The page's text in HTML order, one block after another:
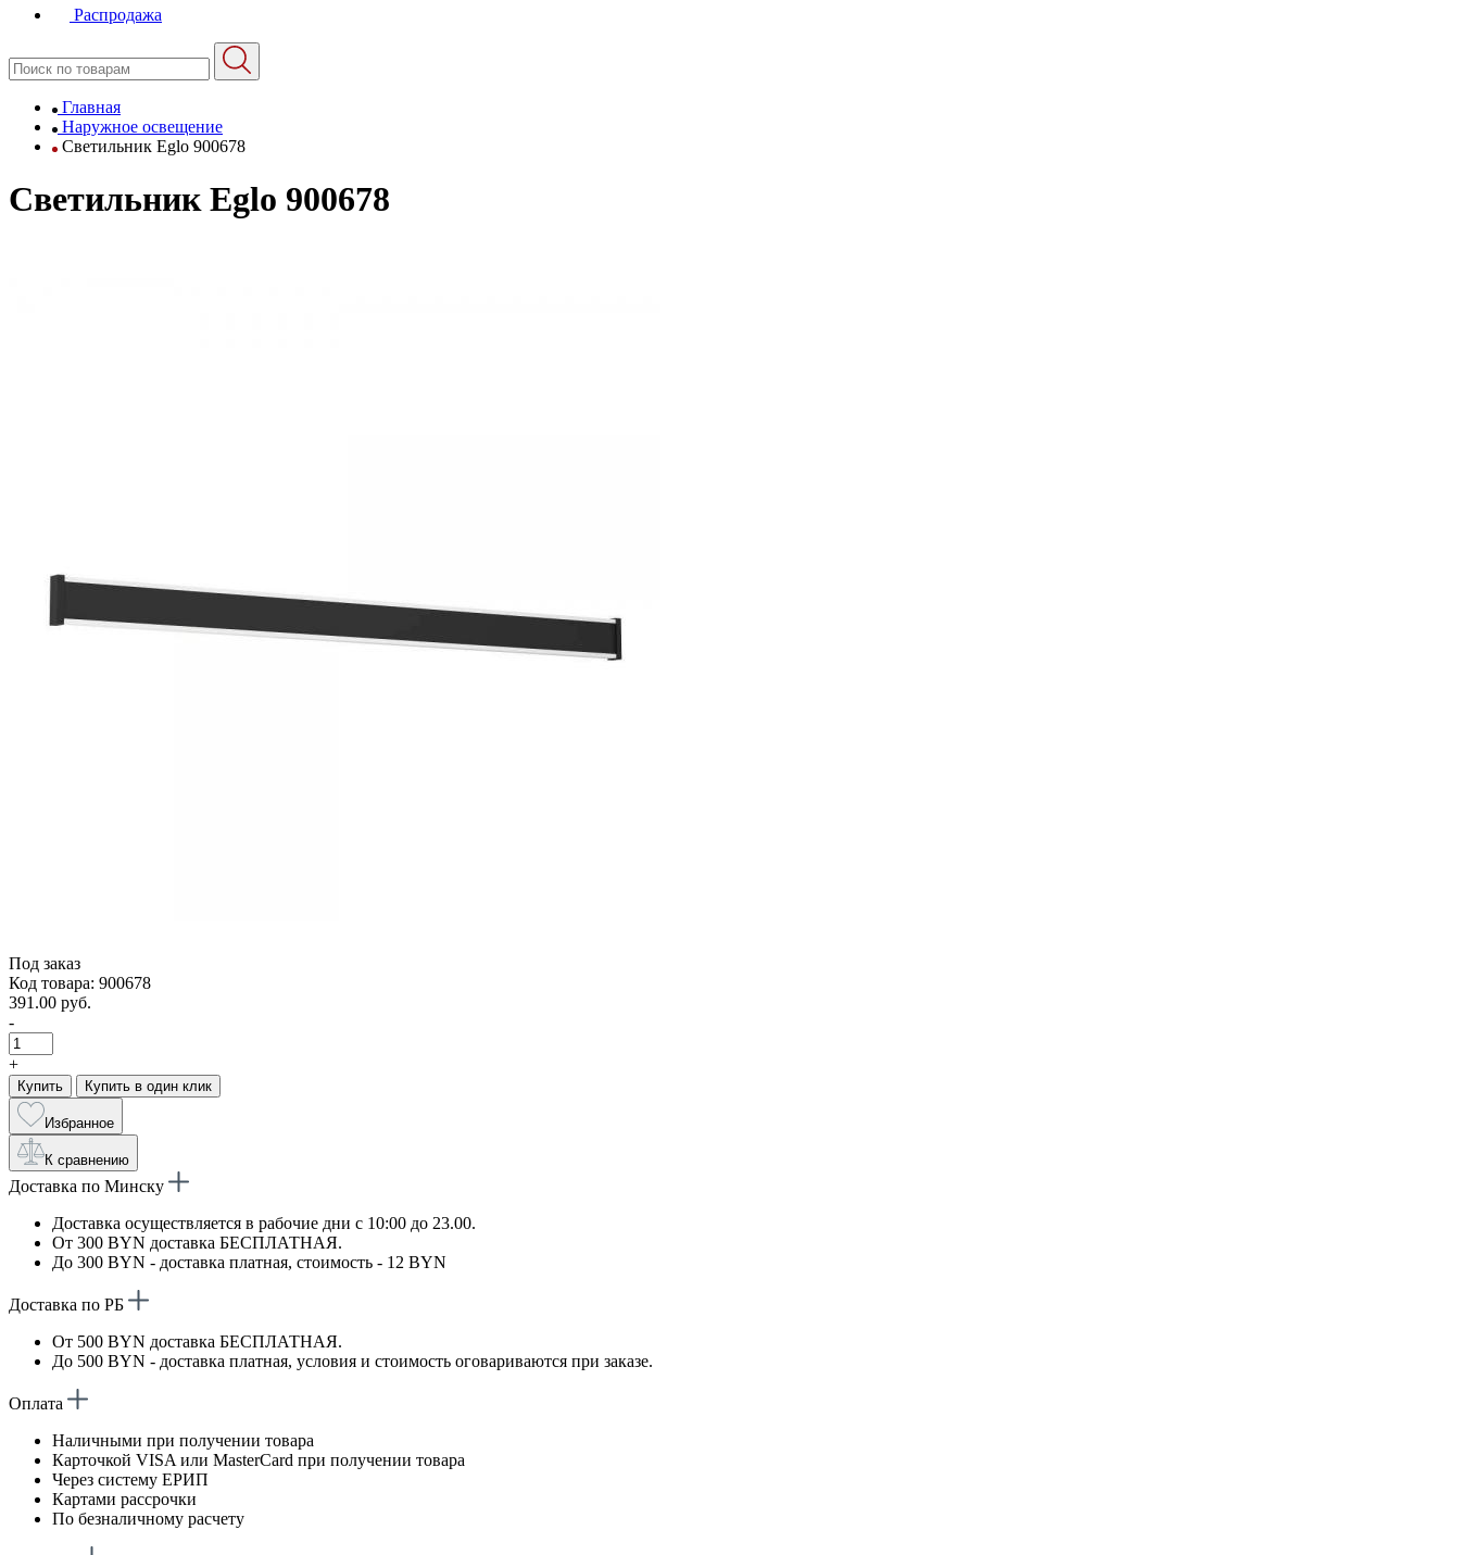
Распродажа
Главная
Наружное освещение
Светильник Eglo 900678
Светильник Eglo 900678
Под заказ
Код товара: 900678
391.00 руб.
-
+
Купить Купить в один клик
Избранное
К сравнению
Доставка по Минску
Доставка осуществляется в рабочие дни с 10:00 до 23.00.
От 300 BYN доставка БЕСПЛАТНАЯ.
До 300 BYN - доставка платная, стоимость - 12 BYN
Доставка по РБ
От 500 BYN доставка БЕСПЛАТНАЯ.
До 500 BYN - доставка платная, условия и стоимость оговариваются при заказе.
Оплата
Наличными при получении товара
Карточкой VISA или MasterCard при получении товара
Через систему ЕРИП
Картами рассрочки
По безналичному расчету